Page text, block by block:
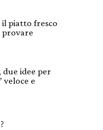
piatto fresco
provare
idee per
veloce e